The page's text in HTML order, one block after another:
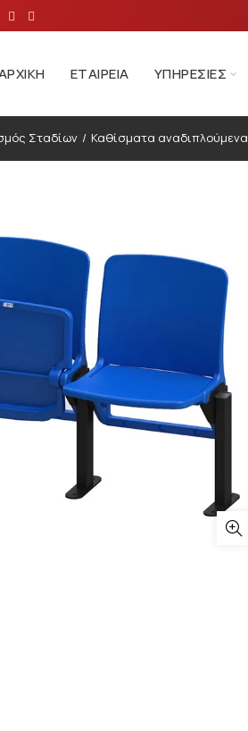
ΕΤΑΙΡΕΊΑ ΥΠΗΡΕΣΊΕΣ
Σταδίων Καθίσματα αναδιπλούμενα